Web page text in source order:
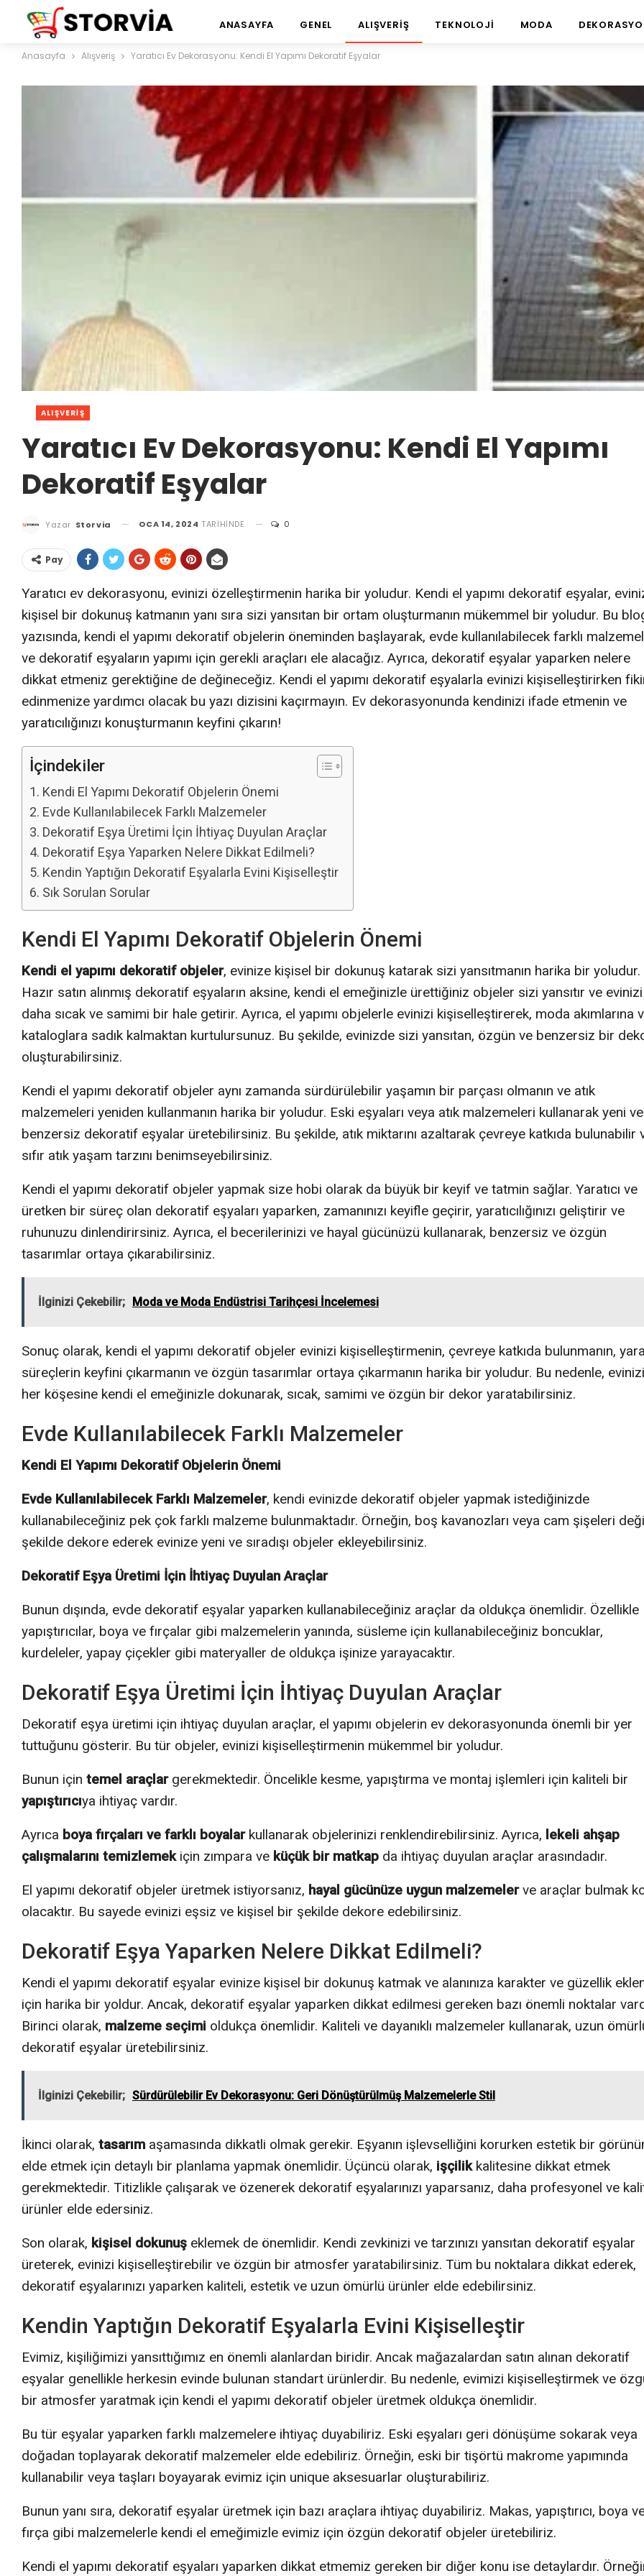
ANASAYFA GENEL ALIŞVERIŞ TEKNOLOJI MODA
Anasayfa Alışveriş Yaratıcı Ev Dekorasyonu: Kendi El Yapımı Dekoratif Eşyalar
ALIŞVERIŞ
Yaratıcı Ev Dekorasyonu: Kendi El Yapımı
Dekoratif Eşyalar
Yazar Storvia OCA 14, 2024 TARIHINDE 0
Pay
Yaratıcı ev dekorasyonu, evinizi özelleştirmenin harika bir yoludur. Kendi el yapımı dekoratif eşyalar,
kişisel bir dokunuş katmanın yanı sıra sizi yansıtan bir ortam oluşturmanın mükemmel bir yoludur. Bu
yazısında, kendi el yapımı dekoratif objelerin öneminden başlayarak, evde kullanılabilecek farklı
ve dekoratif eşyaların yapımı için gerekli araçları ele alacağız. Ayrıca, dekoratif eşyalar yaparken nelere
dikkat etmeniz gerektiğine de değineceğiz. Kendi el yapımı dekoratif eşyalarla evinizi kişiselleştirirken
edinmenize yardımcı olacak bu yazı dizisini kaçırmayın. Ev dekorasyonunda kendinizi ifade etmenin ve
yaratıcılığınızı konuşturmanın keyfini çıkarın!
İçindekiler
Kendi El Yapımı Dekoratif Objelerin Önemi
Evde Kullanılabilecek Farklı Malzemeler
Dekoratif Eşya Üretimi İçin İhtiyaç Duyulan Araçlar
Dekoratif Eşya Yaparken Nelere Dikkat Edilmeli?
Kendin Yaptığın Dekoratif Eşyalarla Evini Kişiselleştir
Sık Sorulan Sorular
Kendi El Yapımı Dekoratif Objelerin Önemi
Kendi el yapımı dekoratif objeler, evinize kişisel bir dokunuş katarak sizi yansıtmanın harika bir yoludur.
Hazır satın alınmış dekoratif eşyaların aksine, kendi el emeğinizle ürettiğiniz objeler sizi yansıtır ve evinizi
daha sıcak ve samimi bir hale getirir. Ayrıca, el yapımı objelerle evinizi kişiselleştirerek, moda akımlarına
kataloglara sadık kalmaktan kurtulursunuz. Bu şekilde, evinizde sizi yansıtan, özgün ve benzersiz bir
oluşturabilirsiniz.
Kendi el yapımı dekoratif objeler aynı zamanda sürdürülebilir yaşamın bir parçası olmanın ve atık
malzemeleri yeniden kullanmanın harika bir yoludur. Eski eşyaları veya atık malzemeleri kullanarak yeni ve
benzersiz dekoratif eşyalar üretebilirsiniz. Bu şekilde, atık miktarını azaltarak çevreye katkıda bulunabilir
sıfır atık yaşam tarzını benimseyebilirsiniz.
Kendi el yapımı dekoratif objeler yapmak size hobi olarak da büyük bir keyif ve tatmin sağlar. Yaratıcı ve
üretken bir süreç olan dekoratif eşyaları yaparken, zamanınızı keyifle geçirir, yaratıcılığınızı geliştirir ve
ruhunuzu dinlendirirsiniz. Ayrıca, el becerilerinizi ve hayal gücünüzü kullanarak, benzersiz ve özgün
tasarımlar ortaya çıkarabilirsiniz.
İlginizi Çekebilir; Moda ve Moda Endüstrisi Tarihçesi İncelemesi
Sonuç olarak, kendi el yapımı dekoratif objeler evinizi kişiselleştirmenin, çevreye katkıda bulunmanın,
süreçlerin keyfini çıkarmanın ve özgün tasarımlar ortaya çıkarmanın harika bir yoludur. Bu nedenle,
her köşesine kendi el emeğinizle dokunarak, sıcak, samimi ve özgün bir dekor yaratabilirsiniz.
Evde Kullanılabilecek Farklı Malzemeler
Kendi El Yapımı Dekoratif Objelerin Önemi
Evde Kullanılabilecek Farklı Malzemeler, kendi evinizde dekoratif objeler yapmak istediğinizde
kullanabileceğiniz pek çok farklı malzeme bulunmaktadır. Örneğin, boş kavanozları veya cam şişeleri
şekilde dekore ederek evinize yeni ve sıradışı objeler ekleyebilirsiniz.
Dekoratif Eşya Üretimi İçin İhtiyaç Duyulan Araçlar
Bunun dışında, evde dekoratif eşyalar yaparken kullanabileceğiniz araçlar da oldukça önemlidir. Özellikle
yapıştırıcılar, boya ve fırçalar gibi malzemelerin yanında, süsleme için kullanabileceğiniz boncuklar,
kurdeleler, yapay çiçekler gibi materyaller de oldukça işinize yarayacaktır.
Dekoratif Eşya Üretimi İçin İhtiyaç Duyulan Araçlar
Dekoratif eşya üretimi için ihtiyaç duyulan araçlar, el yapımı objelerin ev dekorasyonunda önemli bir yer
tuttuğunu gösterir. Bu tür objeler, evinizi kişiselleştirmenin mükemmel bir yoludur.
Bunun için temel araçlargerekmektedir. Öncelikle kesme, yapıştırma ve montaj işlemleri için kaliteli bir
yapıştırıcıya ihtiyaç vardır.
Ayrıca boya fırçaları ve farklı boyalarkullanarak objelerinizi renklendirebilirsiniz. Ayrıca, lekeli ahşap
çalışmalarını temizlemekiçin zımpara ve küçük bir matkap da ihtiyaç duyulan araçlar arasındadır.
El yapımı dekoratif objeler üretmek istiyorsanız, hayal gücünüze uygun malzemelerve araçlar bulmak
olacaktır. Bu sayede evinizi eşsiz ve kişisel bir şekilde dekore edebilirsiniz.
Dekoratif Eşya Yaparken Nelere Dikkat Edilmeli?
Kendi el yapımı dekoratif eşyalar evinize kişisel bir dokunuş katmak ve alanınıza karakter ve güzellik
için harika bir yoldur. Ancak, dekoratif eşyalar yaparken dikkat edilmesi gereken bazı önemli noktalar
Birinci olarak, malzeme seçimi oldukça önemlidir. Kaliteli ve dayanıklı malzemeler kullanarak, uzun
dekoratif eşyalar üretebilirsiniz.
İlginizi Çekebilir; Sürdürülebilir Ev Dekorasyonu: Geri Dönüştürülmüş Malzemelerle Stil
İkinci olarak, tasarım aşamasında dikkatli olmak gerekir. Eşyanın işlevselliğini korurken estetik bir
elde etmek için detaylı bir planlama yapmak önemlidir. Üçüncü olarak, işçilikkalitesine dikkat etmek
gerekmektedir. Titizlikle çalışarak ve özenerek dekoratif eşyalarınızı yaparsanız, daha profesyonel ve
ürünler elde edersiniz.
Son olarak, kişisel dokunuş eklemek de önemlidir. Kendi zevkinizi ve tarzınızı yansıtan dekoratif eşyalar
üreterek, evinizi kişiselleştirebilir ve özgün bir atmosfer yaratabilirsiniz. Tüm bu noktalara dikkat ederek,
dekoratif eşyalarınızı yaparken kaliteli, estetik ve uzun ömürlü ürünler elde edebilirsiniz.
Kendin Yaptığın Dekoratif Eşyalarla Evini Kişiselleştir
Evimiz, kişiliğimizi yansıttığımız en önemli alanlardan biridir. Ancak mağazalardan satın alınan dekoratif
eşyalar genellikle herkesin evinde bulunan standart ürünlerdir. Bu nedenle, evimizi kişiselleştirmek ve
bir atmosfer yaratmak için kendi el yapımı dekoratif objeler üretmek oldukça önemlidir.
Bu tür eşyalar yaparken farklı malzemelere ihtiyaç duyabiliriz. Eski eşyaları geri dönüşüme sokarak veya
doğadan toplayarak dekoratif malzemeler elde edebiliriz. Örneğin, eski bir tişörtü makrome yapımında
kullanabilir veya taşları boyayarak evimiz için unique aksesuarlar oluşturabiliriz.
Bunun yanı sıra, dekoratif eşyalar üretmek için bazı araçlara ihtiyaç duyabiliriz. Makas, yapıştırıcı, boya
fırça gibi malzemelerle kendi el emeğimizle evimiz için özgün dekoratif objeler üretebiliriz.
Kendi el yapımı dekoratif eşyaları yaparken dikkat etmemiz gereken bir diğer konu ise detaylardır.